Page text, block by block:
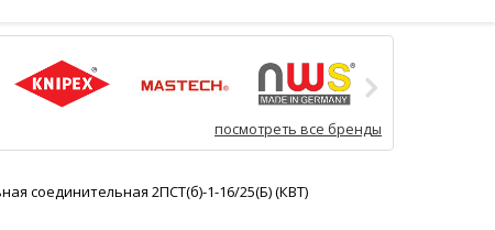
посмотреть все бренды
соединительная 2ПСТ(б)-1-16/25(Б) (КВТ)